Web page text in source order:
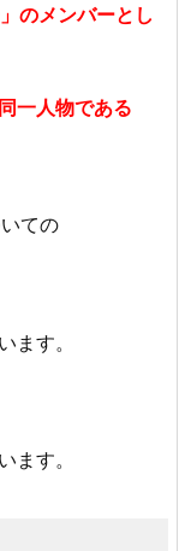
のメンバーとし
一人物である
ての
ます。
ます。